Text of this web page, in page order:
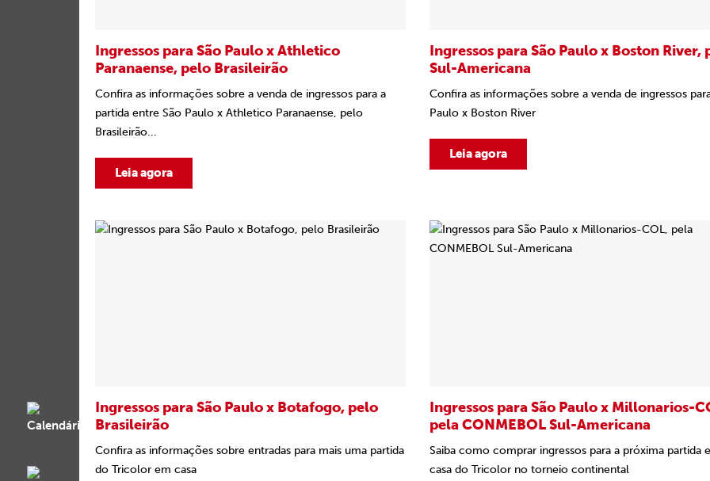
Ingressos para São Paulo x Athletico
Paranaense, pelo Brasileirão
Confira as informações sobre a venda de ingressos para a
partida entre São Paulo x Athletico Paranaense, pelo
Brasileirão...
Leia agora
Ingressos para São Paulo x Boston River,
Sul-Americana
Confira as informações sobre a venda de ingressos
Paulo x Boston River
Leia agora
Ingressos para São Paulo x Botafogo, pelo
Brasileirão
Confira as informações sobre entradas para mais uma partida
do Tricolor em casa
Ingressos para São Paulo x Millonarios-
pela CONMEBOL Sul-Americana
Saiba como comprar ingressos para a próxima partida
casa do Tricolor no torneio continental